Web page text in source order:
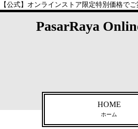
【公式】オンラインストア限定特別価格で
PasarRaya
HOME
ホーム